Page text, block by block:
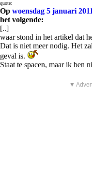
quote:
Op woensdag 5 januari
het volgende:
[..]
waar stond in het artikel dat
Dat is niet meer nodig. Het
geval is.
Staat te spacen, maar ik ben
▼